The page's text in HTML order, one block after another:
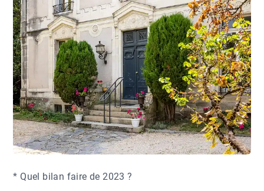
* Quel bilan faire de 2023 ?